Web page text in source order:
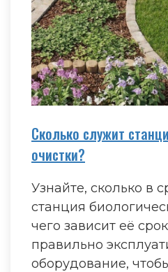
Сколько служит
очистки?
Узнайте, сколько в
станция
чего зависит её
правильно
оборудование,